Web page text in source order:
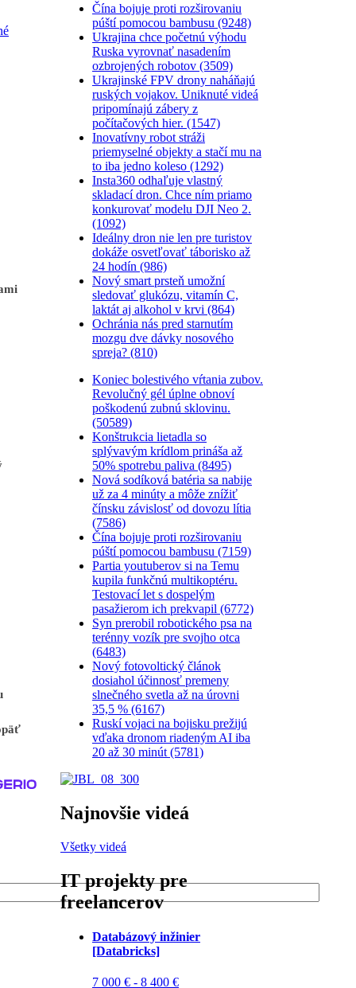
Čína bojuje proti rozširovaniu
púští pomocou bambusu (9248)
Ukrajina chce početnú výhodu
Ruska vyrovnať nasadením
ozbrojených robotov (3509)
Ukrajinské FPV drony naháňajú
ruských vojakov. Uniknuté videá
pripomínajú zábery z
počítačových hier. (1547)
Inovatívny robot stráži
priemyselné objekty a stačí mu na
to iba jedno koleso (1292)
Insta360 odhaľuje vlastný
skladací dron. Chce ním priamo
konkurovať modelu DJI Neo 2.
(1092)
Ideálny dron nie len pre turistov
dokáže osvetľovať táborisko až
24 hodín (986)
Nový smart prsteň umožní
sledovať glukózu, vitamín C,
laktát aj alkohol v krvi (864)
Ochránia nás pred starnutím
mozgu dve dávky nosového
spreja? (810)
Koniec bolestivého vŕtania zubov.
Revolučný gél úplne obnoví
poškodenú zubnú sklovinu.
(50589)
Konštrukcia lietadla so
splývavým krídlom prináša až
50% spotrebu paliva (8495)
Nová sodíková batéria sa nabije
už za 4 minúty a môže znížiť
čínsku závislosť od dovozu lítia
(7586)
Čína bojuje proti rozširovaniu
púští pomocou bambusu (7159)
Partia youtuberov si na Temu
kupila funkčnú multikoptéru.
Testovací let s dospelým
pasažierom ich prekvapil (6772)
Syn prerobil robotického psa na
terénny vozík pre svojho otca
(6483)
Nový fotovoltický článok
dosiahol účinnosť premeny
slnečného svetla až na úrovni
35,5 % (6167)
Ruskí vojaci na bojisku prežijú
vďaka dronom riadeným AI iba
20 až 30 minút (5781)
Najnovšie videá
Všetky videá
IT projekty pre
freelancerov
Databázový inžinier
[Databricks]
7 000 € - 8 400 €